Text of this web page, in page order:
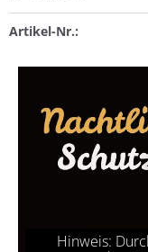
Artikel-Nr.: